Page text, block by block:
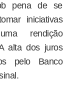
pena de se
iniciativas
rendição
alta dos juros
pelo Banco